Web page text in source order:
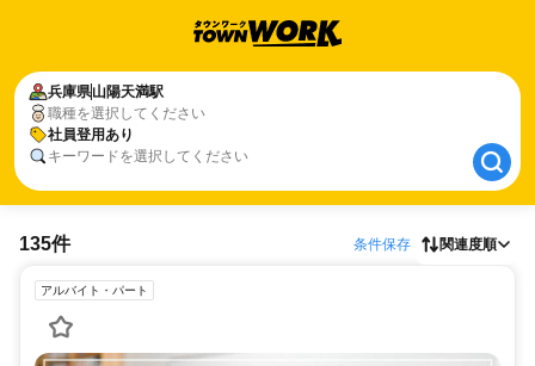
兵庫県山陽天満駅
職種を選択してください
社員登用あり
キーワードを選択してください
兵庫県山陽天満駅
社員登用あり
135件 条件保存 関連度順
アルバイト・パート